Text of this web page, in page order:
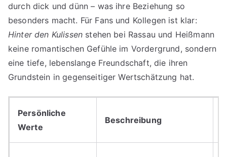
durch dick und dünn – was ihre Beziehung so
besonders macht. Für Fans und Kollegen ist klar:
Hinter den Kulissen stehen bei Rassau und Heißmann
keine romantischen Gefühle im Vordergrund, sondern
eine tiefe, lebenslange Freundschaft, die ihren
Grundstein in gegenseitiger Wertschätzung hat.
Persönliche
Werte
Beschreibung